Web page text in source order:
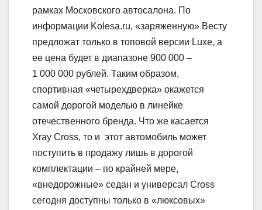
рамках Московского автосалона. По
информации Kolesa.ru, «заряженную» Весту
предложат только в топовой версии Luxe, а
ее цена будет в диапазоне 900 000 –
1 000 000 рублей. Таким образом,
спортивная «четырехдверка» окажется
самой дорогой моделью в линейке
отечественного бренда. Что же касается
Xray Cross, то и этот автомобиль может
поступить в продажу лишь в дорогой
комплектации – по крайней мере,
«внедорожные» седан и универсал Cross
сегодня доступны только в «люксовых»